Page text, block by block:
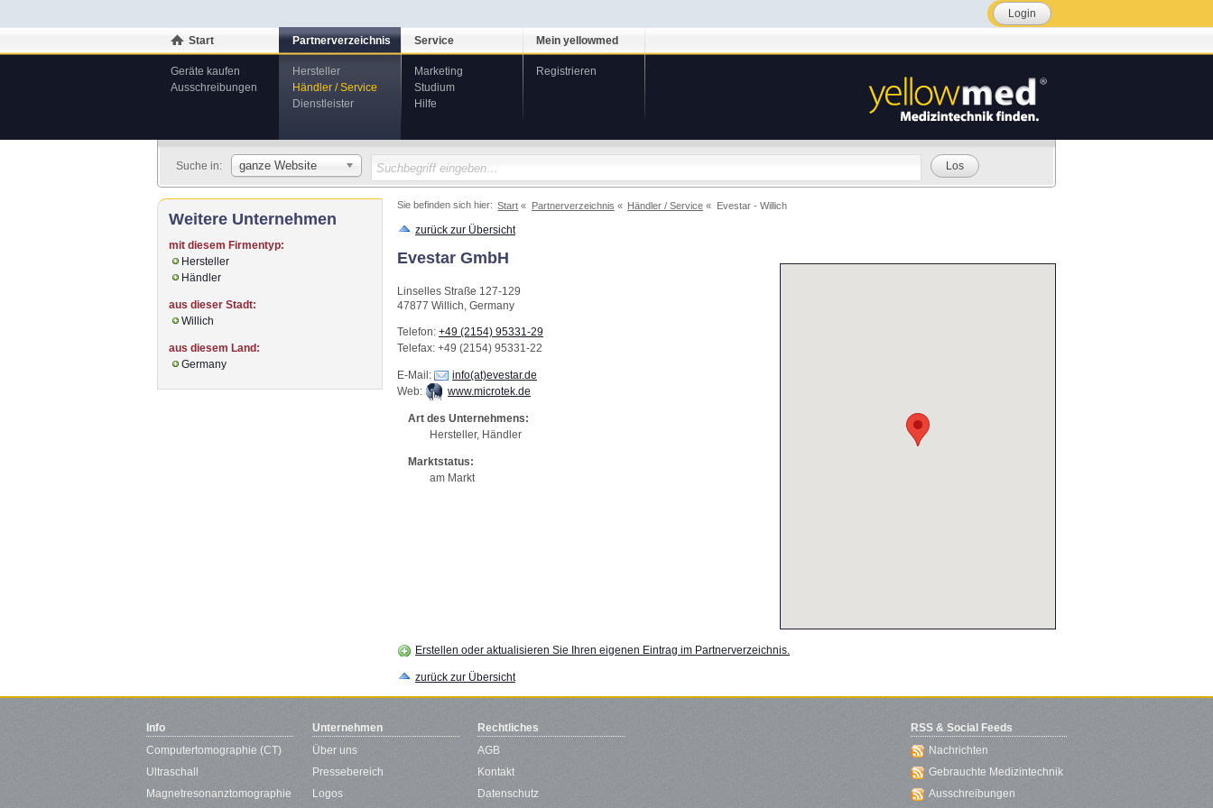
Login
Start
Geräte kaufen
Ausschreibungen
Partnerverzeichnis
Hersteller
Händler / Service
Dienstleister
Service
Marketing
Studium
Hilfe
Mein yellowmed
Registrieren
Suche in: ganze Website Los
Sie befinden sich hier: Start Partnerverzeichnis Händler / Service Evestar - Willich
zurück zur Übersicht
Evestar GmbH
Linselles Straße 127-129
47877 Willich, Germany
Telefon: +49 (2154) 95331-29
Telefax: +49 (2154) 95331-22
E-Mail:
info(at)evestar.de
Web:
www.microtek.de
Art des Unternehmens:
Hersteller, Händler
Marktstatus:
am Markt
Erstellen oder aktualisieren Sie Ihren eigenen Eintrag im Partnerverzeichnis.
zurück zur Übersicht
Weitere Unternehmen
mit diesem Firmentyp:
Hersteller
Händler
aus dieser Stadt:
Willich
aus diesem Land:
Germany
Info
Computertomographie (CT)
Ultraschall
Magnetresonanztomographie
Unternehmen
Über uns
Pressebereich
Logos
Rechtliches
AGB
Kontakt
Datenschutz
RSS & Social Feeds
Nachrichten
Gebrauchte Medizintechnik
Ausschreibungen